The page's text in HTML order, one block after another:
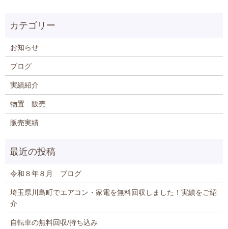
お知らせ
ブログ
実績紹介
物置 販売
販売実績
令和８年８月 ブログ
埼玉県川島町でエアコン・家電を無料回収しました！実績をご紹
介
自転車の無料回収/持ち込み